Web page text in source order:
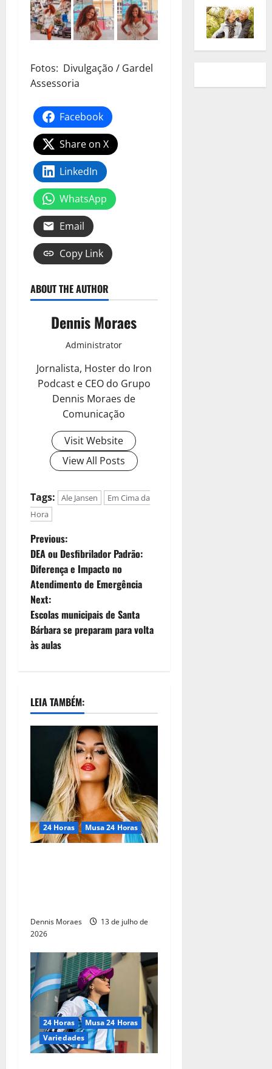
Fotos: Divulgação / Gardel
Assessoria
Facebook
Share on X
LinkedIn
WhatsApp
Email
Copy Link
ABOUT THE AUTHOR
Dennis Moraes
Administrator
Jornalista, Hoster do Iron
Podcast e CEO do Grupo
Dennis Moraes de
Comunicação
Visit Website
View All Posts
Tags: Ale Jansen
Em Cima da
Hora
Previous:
DEA ou Desfibrilador Padrão:
Diferença e Impacto no
Atendimento de Emergência
Next:
Escolas municipais de Santa
Bárbara se preparam para volta
às aulas
LEIA TAMBÉM:
24 Horas Musa 24 Horas
Dennis Moraes
13 de julho de
2026
24 Horas
Musa 24 Horas
Variedades